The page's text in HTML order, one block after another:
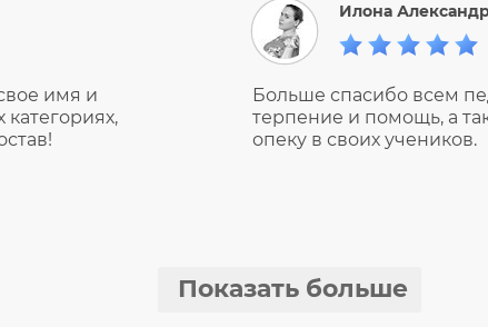
имя и
категориях,
Илона
Больше спасибо всем
терпение и помощь, а
опеку в своих учеников.
Показать больше